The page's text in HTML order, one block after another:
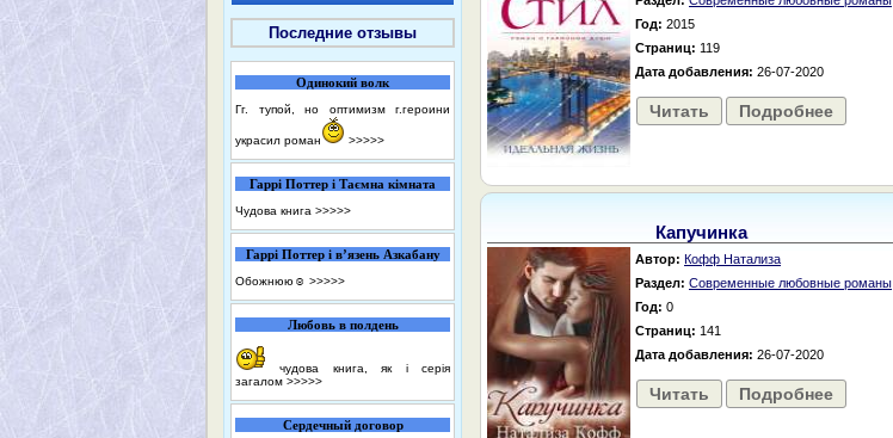
Последние отзывы
Одинокий волк
Гг. тупой, но оптимизм г.героини
украсил роман >>>>>
Гаррі Поттер і Таємна кімната
Чудова книга >>>>>
Гаррі Поттер і в’язень Азкабану
Обожнюю☺️ >>>>>
Любовь в полдень
чудова книга, як і серія
загалом >>>>>
Сердечный договор
Год: 2015
Страниц: 119
Дата добавления: 26-07-2020
Читать Подробнее
Капучинка
Автор: Кофф Натализа
Раздел: Современные любовные романы
Год: 0
Страниц: 141
Дата добавления: 26-07-2020
Читать Подробнее